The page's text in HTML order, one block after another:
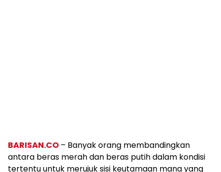
BARISAN.CO – Banyak orang membandingkan
antara beras merah dan beras putih dalam kondisi
tertentu untuk merujuk sisi keutamaan mana yang